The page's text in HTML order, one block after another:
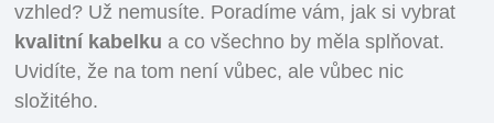
vzhled? Už nemusíte. Poradíme vám, jak si vybrat
kvalitní kabelku a co všechno by měla splňovat.
Uvidíte, že na tom není vůbec, ale vůbec nic
složitého.